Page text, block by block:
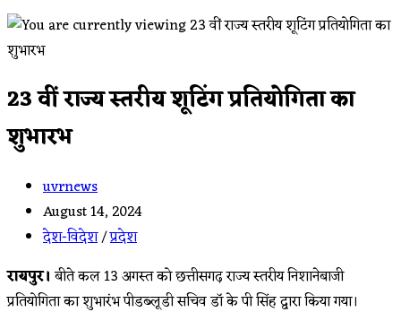
23 वीं राज्य स्तरीय शूटिंग प्रतियोगिता का
शुभारभ
Post
author:
uvrnews
Post
published:
August 14, 2024
Post
category:
देश-विदेश/प्रदेश
रायपुर।बीते कल 13 अगस्त को छत्तीसगढ़ राज्य स्तरीय निशानेबाजी
प्रतियोगिता का शुभारंभ पीडब्लूडी सचिव डॉ के पी सिंह द्वारा किया गया।